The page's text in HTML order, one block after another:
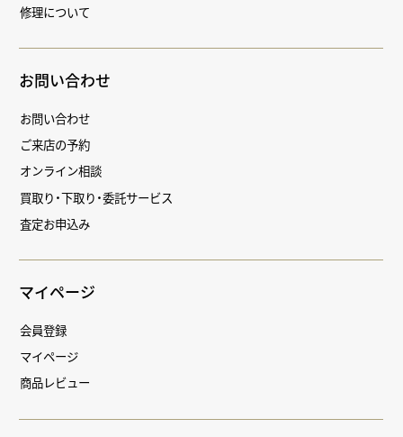
修理について
お問い合わせ
お問い合わせ
ご来店の予約
オンライン相談
買取り・下取り・委託サービス
査定お申込み
マイページ
会員登録
マイページ
商品レビュー